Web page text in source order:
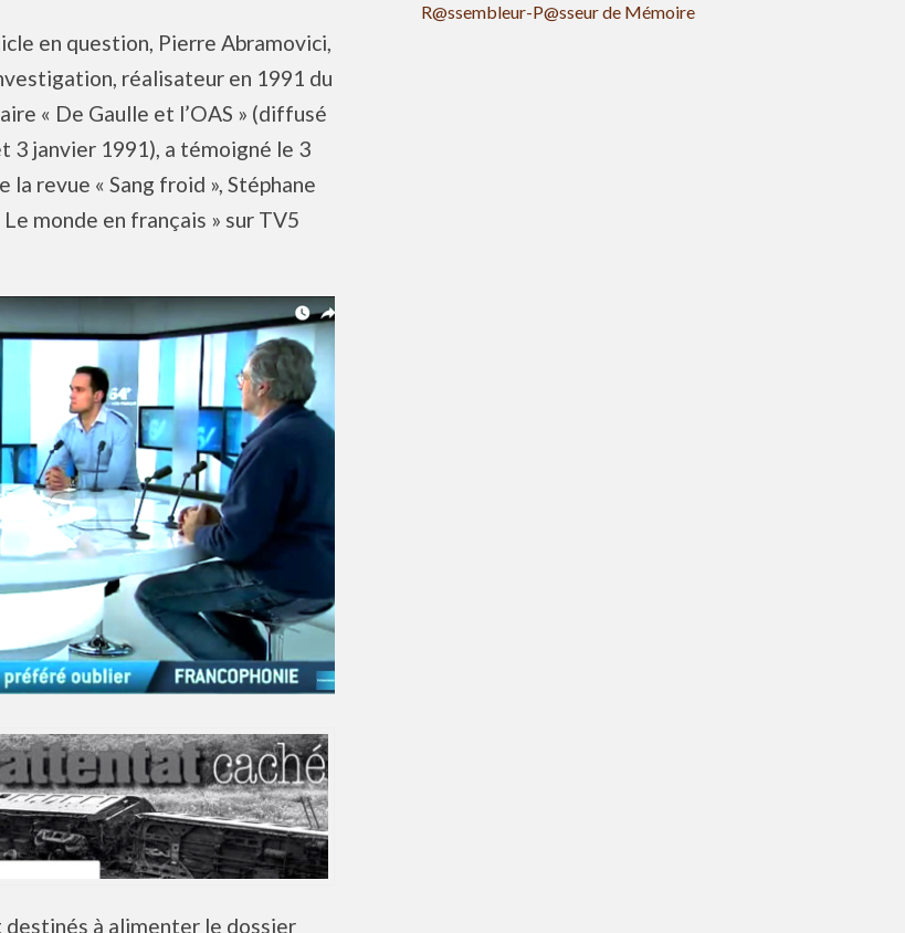
en question, Pierre Abramovici,
réalisateur en 1991 du
« De Gaulle et l’OAS » (diffusé
3 janvier 1991), a témoigné le 3
revue « Sang froid », Stéphane
monde en français » sur TV5
à alimenter le dossier
R@ssembleur-P@sseur de Mémoire